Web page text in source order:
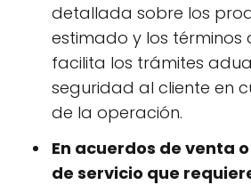
detallada sobre los
estimado y los términos
facilita los trámites
seguridad al cliente en
de la operación.
En acuerdos de venta
de servicio que